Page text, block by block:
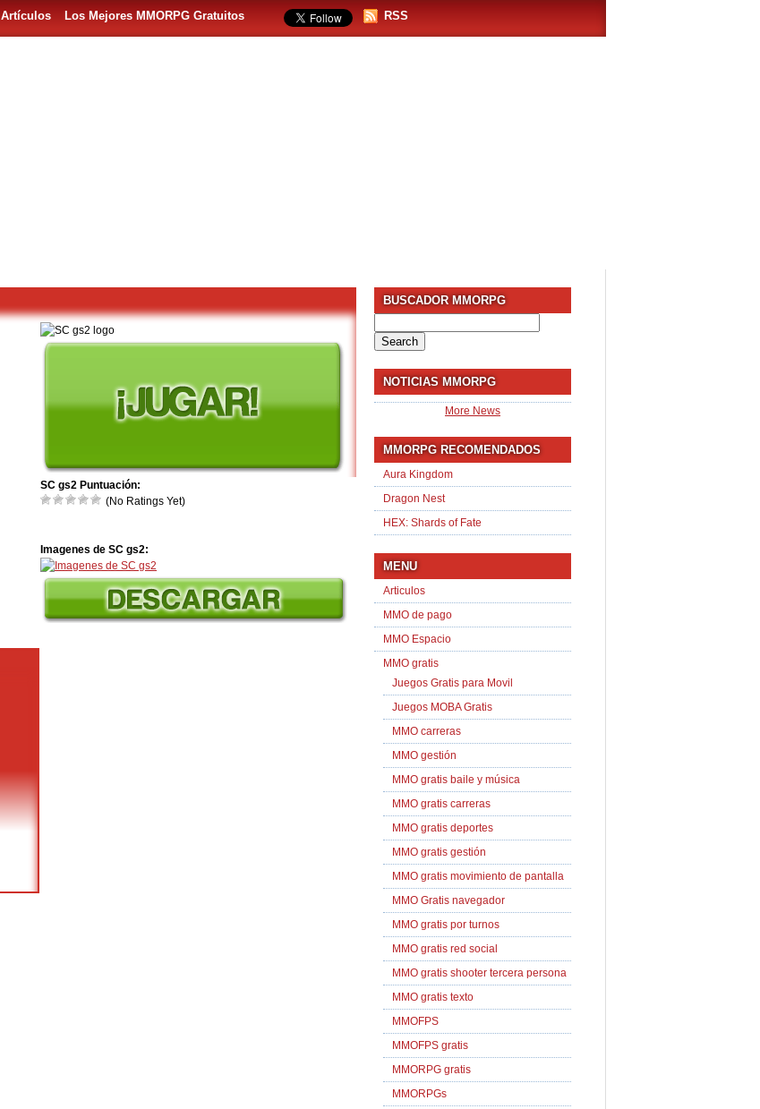
Artículos Los Mejores MMORPG Gratuitos RSS
SC gs2 Puntuación:
(No Ratings Yet)
Imagenes de SC gs2:
BUSCADOR MMORPG
for:
NOTICIAS MMORPG
More News
MMORPG RECOMENDADOS
Aura Kingdom
Dragon Nest
HEX: Shards of Fate
MENU
Articulos
MMO de pago
MMO Espacio
MMO gratis
Juegos Gratis para Movil
Juegos MOBA Gratis
MMO carreras
MMO gestión
MMO gratis baile y música
MMO gratis carreras
MMO gratis deportes
MMO gratis gestión
MMO gratis movimiento de pantalla
MMO Gratis navegador
MMO gratis por turnos
MMO gratis red social
MMO gratis shooter tercera persona
MMO gratis texto
MMOFPS
MMOFPS gratis
MMORPG gratis
MMORPGs